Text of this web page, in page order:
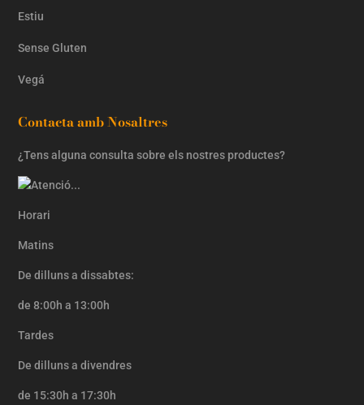
Estiu
Sense Gluten
Vegá
Contacta amb Nosaltres
¿Tens alguna consulta sobre els nostres productes?
Horari
Matins
De dilluns a dissabtes:
de 8:00h a 13:00h
Tardes
De dilluns a divendres
de 15:30h a 17:30h